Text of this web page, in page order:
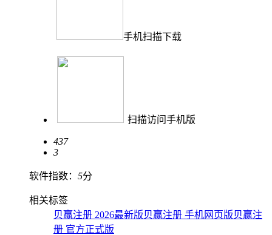
手机扫描下载
扫描访问手机版
437
3
软件指数： 5分
相关标签
贝赢注册 2026最新版贝赢注册 手机网页版贝赢注
册 官方正式版